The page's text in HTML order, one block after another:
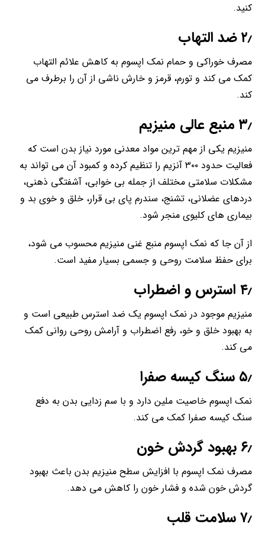
کنید.
۲٫ ضد التهاب
مصرف خوراکی و حمام نمک اپسوم به کاهش علائم التهاب
کمک می کند و تورم، قرمز و خارش ناشی از آن را برطرف می
کند.
۳٫ منبع عالی منیزیم
منیزیم یکی از مهم ترین مواد معدنی مورد نیاز بدن است که
فعالیت حدود ۳۰۰ آنزیم را تنظیم کرده و کمبود آن می تواند به
مشکلات سلامتی مختلف از جمله بی خوابی، آشفتگی ذهنی،
دردهای عضلانی، تشنج، سندرم پای بی قرار، خلق و خوی بد و
بیماری های کلیوی منجر شود.
از آن جا که نمک اپسوم منبع غنی منیزیم محسوب می شود،
برای حفظ سلامت روحی و جسمی بسیار مفید است.
۴٫ استرس و اضطراب
منیزیم موجود در نمک اپسوم یک ضد استرس طبیعی است و
به بهبود خلق و خو، رفع اضطراب و آرامش روحی روانی کمک
می کند.
۵٫ سنگ کیسه صفرا
نمک اپسوم خاصیت ملین دارد و با سم زدایی بدن به دفع
سنگ کیسه صفرا کمک می کند.
۶٫ بهبود گردش خون
مصرف نمک اپسوم با افزایش سطح منیزیم بدن باعث بهبود
گردش خون شده و فشار خون را کاهش می دهد.
۷٫ سلامت قلب